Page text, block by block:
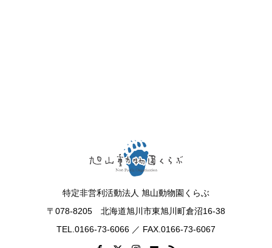
特定非営利活動法人 旭山動物園くらぶ
〒078-8205 北海道旭川市東旭川町倉沼16-38
TEL.0166-73-6066 ／ FAX.0166-73-6067